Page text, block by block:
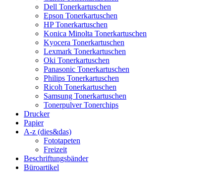
Dell Tonerkartuschen
Epson Tonerkartuschen
HP Tonerkartuschen
Konica Minolta Tonerkartuschen
Kyocera Tonerkartuschen
Lexmark Tonerkartuschen
Oki Tonerkartuschen
Panasonic Tonerkartuschen
Philips Tonerkartuschen
Ricoh Tonerkartuschen
Samsung Tonerkartuschen
Tonerpulver Tonerchips
Drucker
Papier
A-z (dies&das)
Fototapeten
Freizeit
Beschriftungsbänder
Büroartikel